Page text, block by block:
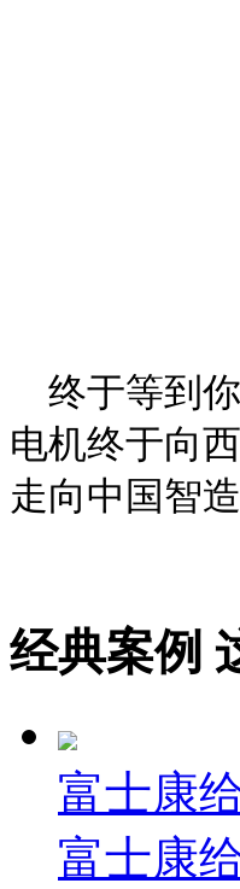
终于等到你
电机终于向
走向中国智造
经典案例
富士康
富士康